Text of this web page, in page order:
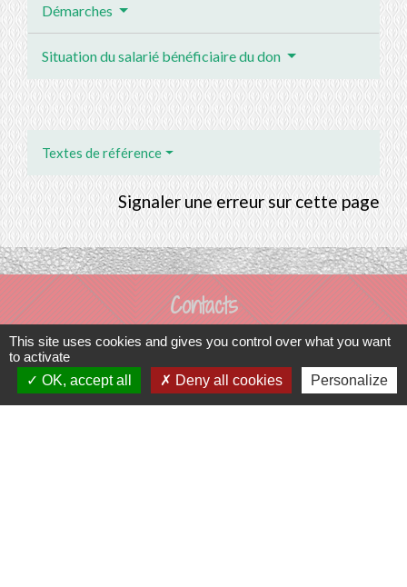
Démarches
Situation du salarié bénéficiaire du don
Textes de référence
Signaler une erreur sur cette page
Contacts
Commune de Prunay-Cassereau
11, rue de l'Hôtel de Ville
41310 Prunay-Cassereau - FRANCE
This site uses cookies and gives you control over what you want
to activate
OK, accept all
Deny all cookies Personalize